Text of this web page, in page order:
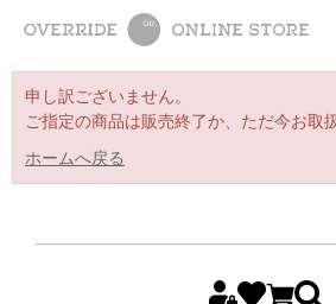
All Women Men
申し訳ございません。
ご指定の商品は販売終了か、ただ今お取
ホームへ戻る